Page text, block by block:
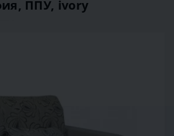
ППУ, ivory